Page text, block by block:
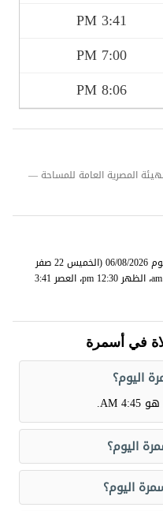
3:41 PM
7:00 PM
8:06 PM
المصرية العامة للمساحة —
مواقيت الصلاة والأذان في أسمرة، إرتريا ليوم 06/08/2026 (الخميس 22 صفر
1448 هجرية ): الفجر 4:45 am، الشروق 6:00 am، الظهر 12:30 pm، العصر 3:41
في أسمرة
اليوم؟
هو 4:45 AM
.
اليوم؟
اليوم؟